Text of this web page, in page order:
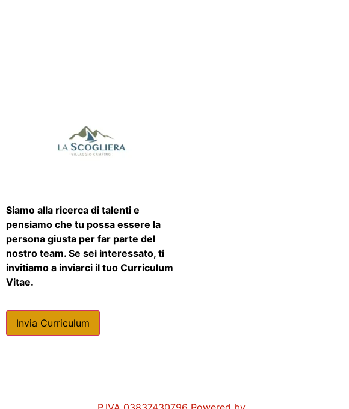
Siamo alla ricerca di talenti e
pensiamo che tu possa essere la
persona giusta per far parte del
nostro team. Se sei interessato, ti
invitiamo a inviarci il tuo Curriculum
Vitae.
Invia Curriculum